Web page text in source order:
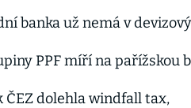
banka už nemá v
PPF míří na pařížskou
ČEZ dolehla windfall tax,